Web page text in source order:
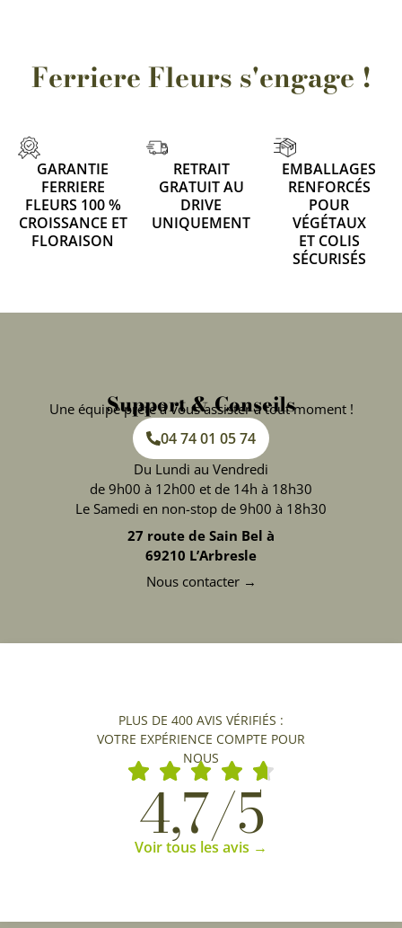
Ferriere Fleurs s'engage !
GARANTIE
FERRIERE
FLEURS 100 %
CROISSANCE ET
FLORAISON
RETRAIT
GRATUIT AU
DRIVE
UNIQUEMENT
EMBALLAGES
RENFORCÉS
POUR
VÉGÉTAUX
ET COLIS
SÉCURISÉS
Support & Conseils
Une équipe prête à vous assister à tout moment !
04 74 01 05 74
Du Lundi au Vendredi
de 9h00 à 12h00 et de 14h à 18h30
Le Samedi en non-stop de 9h00 à 18h30
27 route de Sain Bel à
69210 L’Arbresle
Nous contacter →
PLUS DE 400 AVIS VÉRIFIÉS :
VOTRE EXPÉRIENCE COMPTE POUR
NOUS
4,7/5
Voir tous les avis →